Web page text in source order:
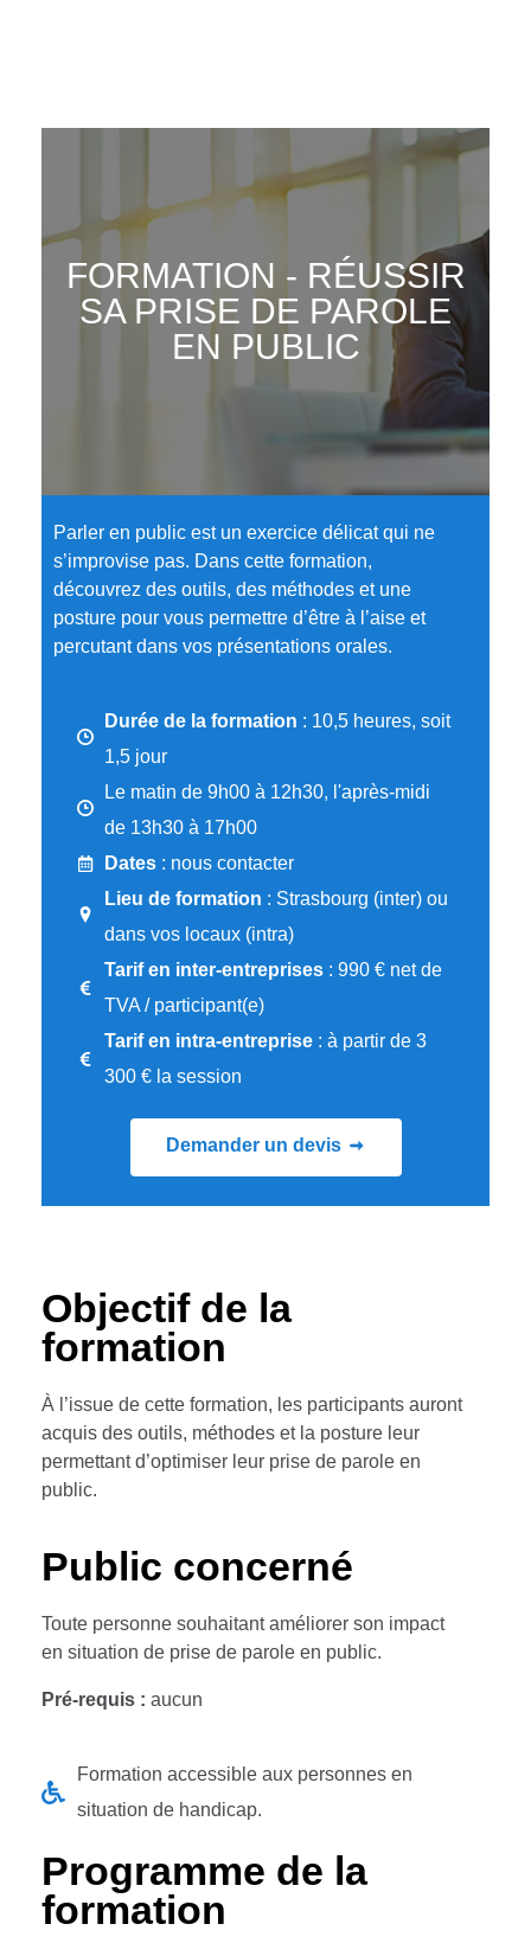
FORMATION - RÉUSSIR
SA PRISE DE PAROLE
EN PUBLIC
Parler en public est un exercice délicat qui ne
s’improvise pas. Dans cette formation,
découvrez des outils, des méthodes et une
posture pour vous permettre d’être à l’aise et
percutant dans vos présentations orales.
Durée de la formation : 10,5 heures, soit
1,5 jour
Le matin de 9h00 à 12h30, l'après-midi
de 13h30 à 17h00
Dates: nous contacter
Lieu de formation : Strasbourg (inter) ou
dans vos locaux (intra)
Tarif en inter-entreprises: 990 € net de
TVA / participant(e)
Tarif en intra-entreprise: à partir de 3
300 € la session
Demander un devis
Objectif de la
formation
À l’issue de cette formation, les participants auront
acquis des outils, méthodes et la posture leur
permettant d’optimiser leur prise de parole en
public.
Public concerné
Toute personne souhaitant améliorer son impact
en situation de prise de parole en public.
Pré-requis : aucun
Formation accessible aux personnes en
situation de handicap.
Programme de la
formation